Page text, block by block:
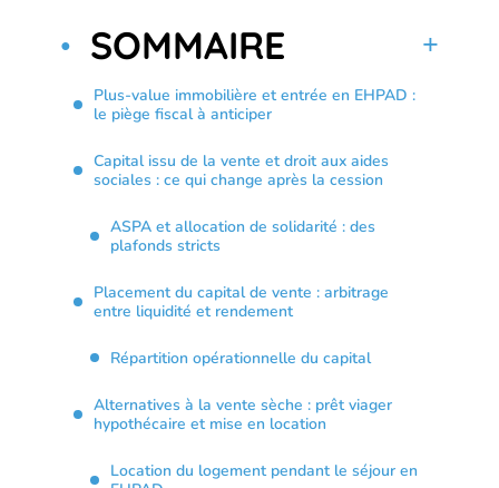
SOMMAIRE
Plus-value immobilière et entrée en EHPAD :
le piège fiscal à anticiper
Capital issu de la vente et droit aux aides
sociales : ce qui change après la cession
ASPA et allocation de solidarité : des
plafonds stricts
Placement du capital de vente : arbitrage
entre liquidité et rendement
Répartition opérationnelle du capital
Alternatives à la vente sèche : prêt viager
hypothécaire et mise en location
Location du logement pendant le séjour en